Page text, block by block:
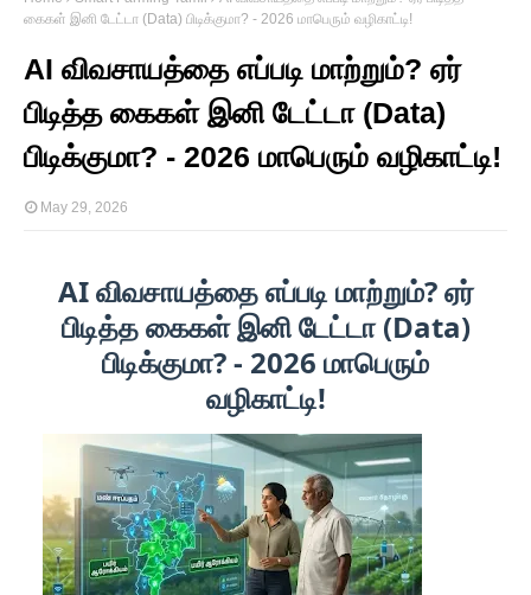
கைகள் இனி டேட்டா (Data) பிடிக்குமா? - 2026 மாபெரும் வழிகாட்டி!
AI விவசாயத்தை எப்படி மாற்றும்? ஏர்
பிடித்த கைகள் இனி டேட்டா (Data)
பிடிக்குமா? - 2026 மாபெரும் வழிகாட்டி!
May 29, 2026
AI விவசாயத்தை எப்படி மாற்றும்? ஏர்
பிடித்த கைகள் இனி டேட்டா (Data)
பிடிக்குமா? - 2026 மாபெரும்
வழிகாட்டி!